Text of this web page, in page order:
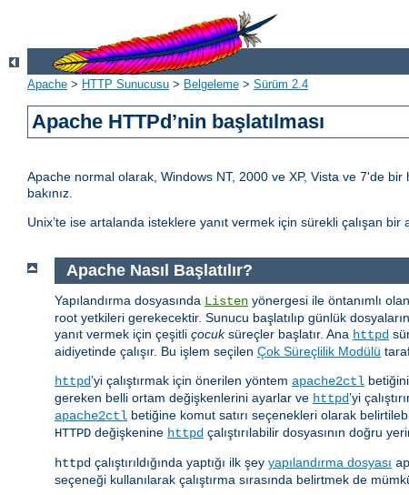
Apache > HTTP Sunucusu > Belgeleme > Sürüm 2.4
Apache HTTPd’nin başlatılması
Apache normal olarak, Windows NT, 2000 ve XP, Vista ve 7'de bir
bakınız.
Unix’te ise artalanda isteklere yanıt vermek için sürekli çalışan
Apache Nasıl Başlatılır?
Yapılandırma dosyasında Listen yönergesi ile öntanımlı
root yetkileri gerekecektir. Sunucu başlatılıp günlük
yanıt vermek için çeşitli çocuksüreçler başlatır. Ana httpd
aidiyetinde çalışır. Bu işlem seçilen Çok Süreçlilik Modülü
httpd’yi çalıştırmak için önerilen yöntem apache2ctl
gereken belli ortam değişkenlerini ayarlar ve httpd’yi
apache2ctl betiğine komut satırı seçenekleri olarak
HTTPD değişkenine httpd çalıştırılabilir dosyasının doğru
httpd çalıştırıldığında yaptığı ilk şey yapılandırma dosyası
seçeneği kullanılarak çalıştırma sırasında belirtmek de